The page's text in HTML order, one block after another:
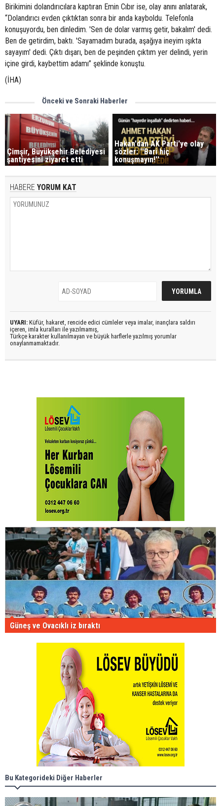
Birikimini dolandırıcılara kaptıran Emin Cıbır ise, olay anını anlatarak,
“Dolandırıcı evden çıktıktan sonra bir anda kayboldu. Telefonla
konuşuyordu, ben dinledim. 'Sen de dolar varmış getir, bakalım' dedi.
Ben de getirdim, baktı. 'Sayamadım burada, aşağıya ineyim ışıkta
sayayım' dedi. Çıktı dışarı, ben de peşinden çıktım yer delindi, yerin
içine girdi, kaybettim adamı” şeklinde konuştu.
(İHA)
Önceki ve Sonraki Haberler
Çimşir, Büyükşehir Belediyesi
şantiyesini ziyaret etti
Hakan'dan AK Parti'ye olay
sözler: ''Bari hiç
konuşmayın!''
HABERE YORUM KAT
UYARI: Küfür, hakaret, rencide edici cümleler veya imalar, inançlara saldırı
içeren, imla kuralları ile yazılmamış,
Türkçe karakter kullanılmayan ve büyük harflerle yazılmış yorumlar
onaylanmamaktadır.
Güneş ve Ovacıklı iz bıraktı
Bu Kategorideki Diğer Haberler